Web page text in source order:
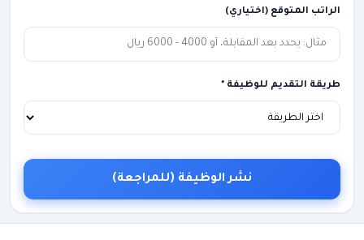
الراتب المتوقع (اختياري)
طريقة التقديم للوظيفة *
نشر الوظيفة (للمراجعة)